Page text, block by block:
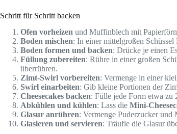
Schritt für Schritt backen
Ofen vorheizen und Muffinblech mit
Boden mischen: In einer mittelgroßen
Boden formen und backen: Drücke je einen
Füllung zubereiten: Rühre in einer großen
überrühren.
Zimt-Swirl vorbereiten: Vermenge in einer
Swirl einarbeiten: Gib kleine Portionen der
Cheesecakes backen: Fülle jede Form etwa zu
Abkühlen und kühlen: Lass die Mini-
Glasur anrühren: Vermenge Puderzucker und
Glasieren und servieren: Träufle die Glasur